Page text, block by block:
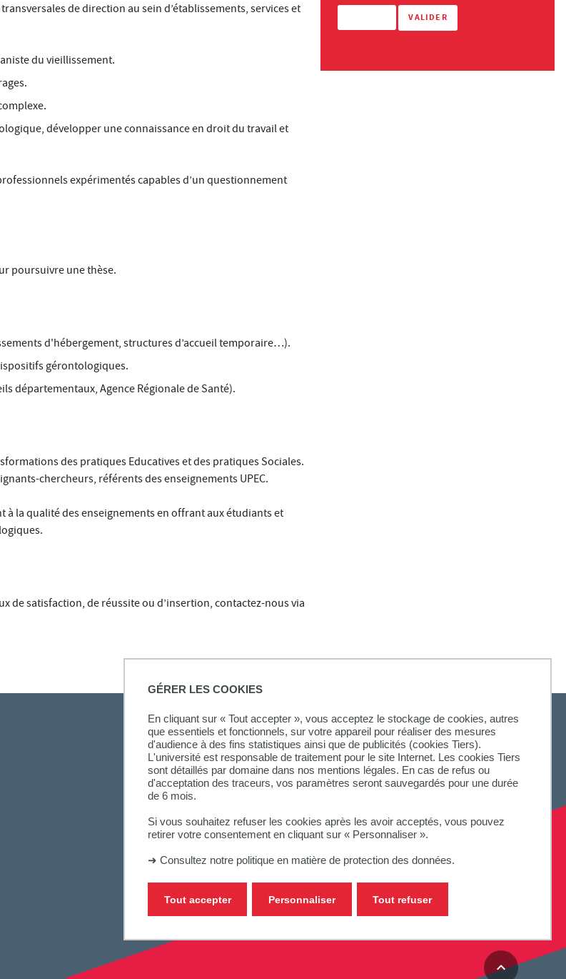
GÉRER LES COOKIES
En cliquant sur « Tout accepter », vous acceptez le stockage de cookies, autres
que essentiels et fonctionnels, sur votre appareil pour réaliser des mesures
d'audience à des fins statistiques ainsi que de publicités (cookies Tiers).
L'université est responsable de traitement pour le site Internet. Les cookies Tiers
sont détaillés par domaine dans nos mentions légales. En cas de refus ou
d'acceptation des traceurs, vos paramètres seront sauvegardés pour une durée
de 6 mois.
Si vous souhaitez refuser les cookies après les avoir acceptés, vous pouvez
retirer votre consentement en cliquant sur « Personnaliser ».
➜ Consultez notre politique en matière de protection des données.
Tout accepter Tout refuser
Personnaliser
de direction au sein d’établissements, services et
du vieillissement.
développer une connaissance en droit du travail et
expérimentés capables d’un questionnement
poursuivre une thèse.
d'hébergement, structures d’accueil temporaire…).
gérontologiques.
départementaux, Agence Régionale de Santé).
des pratiques Educatives et des pratiques Sociales.
chercheurs, référents des enseignements UPEC.
la qualité des enseignements en offrant aux étudiants et
de satisfaction, de réussite ou d’insertion, contactez-nous via
SUIVEZ-NOUS